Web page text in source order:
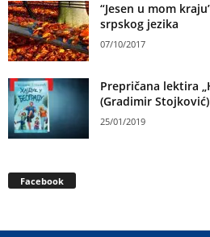
“Jesen u mom
srpskog jezika
07/10/2017
Prepričana lektira
(Gradimir Stojković)
25/01/2019
Facebook